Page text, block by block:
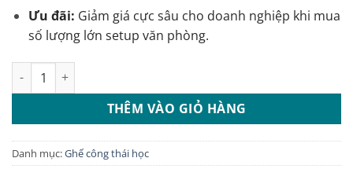
Ưu đãi: Giảm giá cực sâu cho doanh nghiệp khi mua
số lượng lớn setup văn phòng.
Ghế công thái học cho nhân viên văn phòng: CTH916 số lượng
THÊM VÀO GIỎ HÀNG
Danh mục:Ghế công thái học